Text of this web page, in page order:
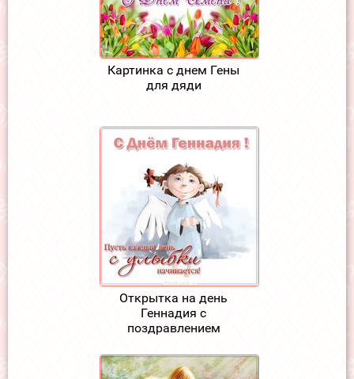
Картинка с днем Гены
для дяди
Открытка на день
Геннадия с
поздравлением